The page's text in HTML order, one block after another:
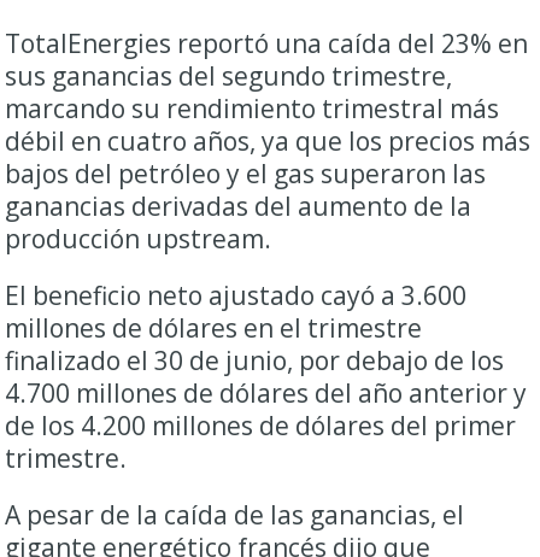
TotalEnergies reportó una caída del 23% en
sus ganancias del segundo trimestre,
marcando su rendimiento trimestral más
débil en cuatro años, ya que los precios más
bajos del petróleo y el gas superaron las
ganancias derivadas del aumento de la
producción upstream.
El beneficio neto ajustado cayó a 3.600
millones de dólares en el trimestre
finalizado el 30 de junio, por debajo de los
4.700 millones de dólares del año anterior y
de los 4.200 millones de dólares del primer
trimestre.
A pesar de la caída de las ganancias, el
gigante energético francés dijo que